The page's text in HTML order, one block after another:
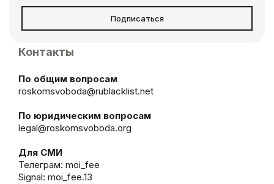
Подписаться
Контакты
По общим вопросам
roskomsvoboda@rublacklist.net
По юридическим вопросам
legal@roskomsvoboda.org
Для СМИ
Телеграм: moi_fee
Signal: moi_fee.13